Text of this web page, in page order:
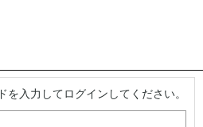
を入力してログインしてください。